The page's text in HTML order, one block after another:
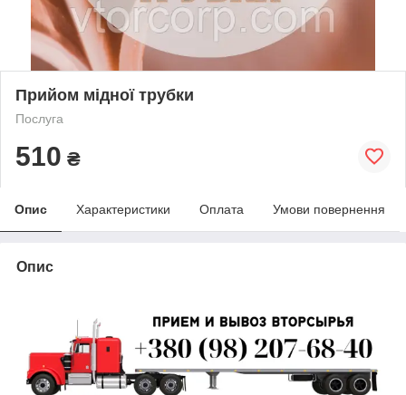
Прийом мідної трубки
Послуга
510 ₴
Опис Характеристики Оплата Умови повернення
Опис